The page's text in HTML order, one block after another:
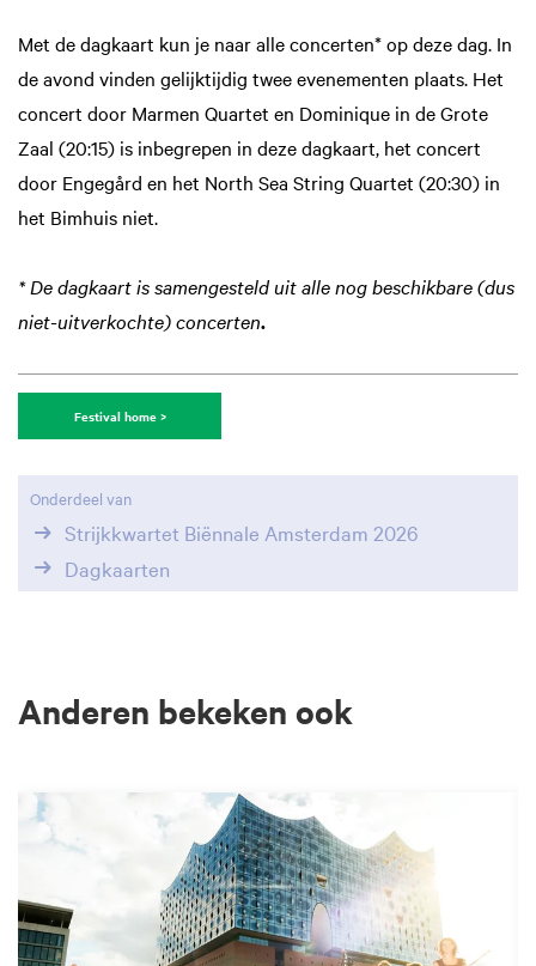
Met de dagkaart kun je naar alle concerten* op deze dag. In
de avond vinden gelijktijdig twee evenementen plaats. Het
concert door Marmen Quartet en Dominique in de Grote
Zaal (20:15) is inbegrepen in deze dagkaart, het concert
door Engegård en het North Sea String Quartet (20:30) in
het Bimhuis niet.
* De dagkaart is samengesteld uit alle nog beschikbare (dus
niet-uitverkochte) concerten.
Festival home >
Onderdeel van
Strijkkwartet Biënnale Amsterdam 2026
Dagkaarten
Anderen bekeken ook